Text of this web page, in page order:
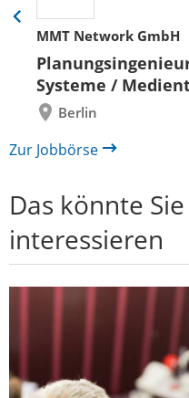
MMT Network GmbH
Systeme /
Berlin
Eine
Folie
zurück
Zur Jobbörse
Das könnte
interessieren